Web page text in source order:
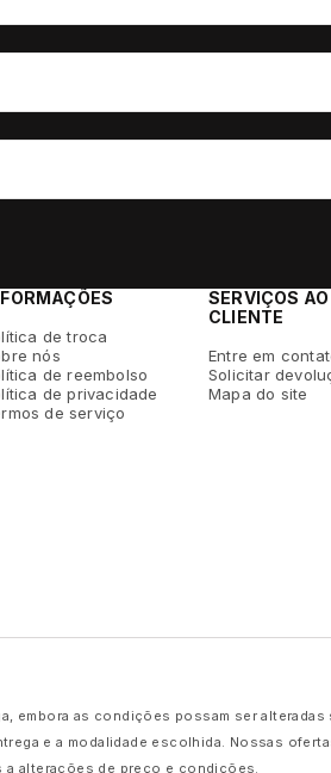
de troca
nós
de reembolso
de privacidade
de serviço
SERVIÇOS AO
CLIENTE
Entre em
Solicitar
Mapa do site
embora as condições possam ser
e a modalidade escolhida. Nossas
a alterações de preço e condições.